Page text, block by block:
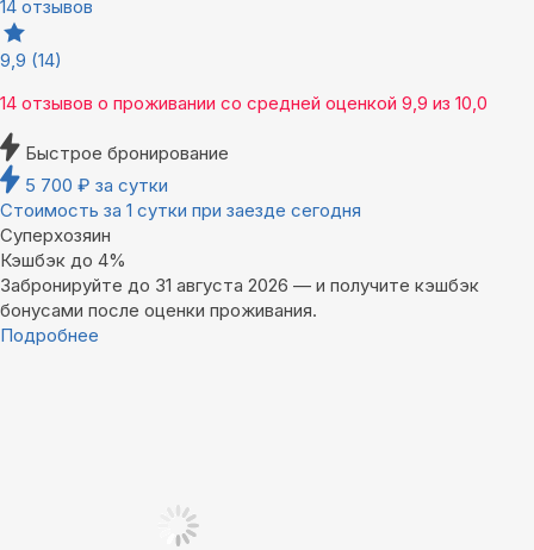
14 отзывов
9,9 (14)
14 отзывов о проживании со средней оценкой 9,9 из 10,0
Быстрое бронирование
5 700 ₽ за сутки
Стоимость за 1 сутки при заезде сегодня
Суперхозяин
Кэшбэк до 4%
Забронируйте до 31 августа 2026 — и получите кэшбэк
бонусами после оценки проживания.
Подробнее